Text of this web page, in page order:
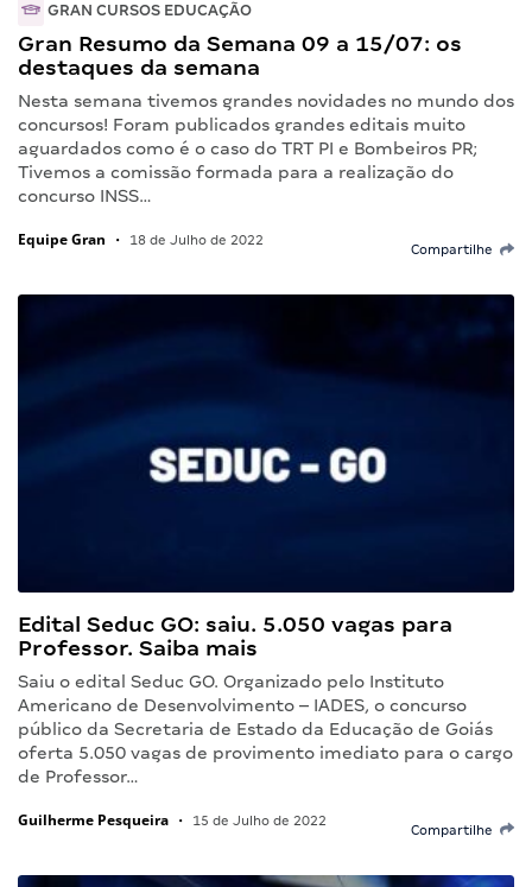
GRAN CURSOS EDUCAÇÃO
Gran Resumo da Semana 09 a 15/07: os
destaques da semana
Nesta semana tivemos grandes novidades no mundo dos
concursos! Foram publicados grandes editais muito
aguardados como é o caso do TRT PI e Bombeiros PR;
Tivemos a comissão formada para a realização do
concurso INSS…
Equipe Gran • 18 de Julho de 2022
Compartilhe
Edital Seduc GO: saiu. 5.050 vagas para
Professor. Saiba mais
Saiu o edital Seduc GO. Organizado pelo Instituto
Americano de Desenvolvimento – IADES, o concurso
público da Secretaria de Estado da Educação de Goiás
oferta 5.050 vagas de provimento imediato para o cargo
de Professor…
Guilherme Pesqueira • 15 de Julho de 2022
Compartilhe